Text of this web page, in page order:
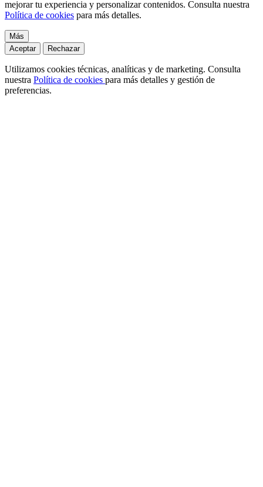
mejorar tu experiencia y personalizar contenidos. Consulta nuestra
Política de cookies para más detalles.
Más
Aceptar
Rechazar
Utilizamos cookies técnicas, analíticas y de marketing. Consulta
nuestra Política de cookies para más detalles y gestión de
preferencias.